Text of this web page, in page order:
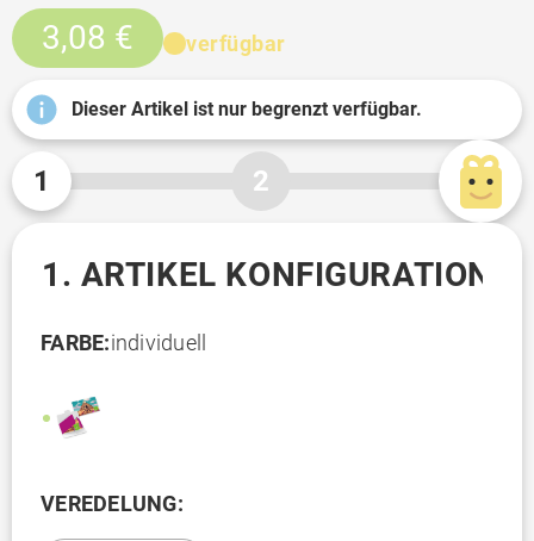
3,08 €
verfügbar
Dieser Artikel ist nur begrenzt verfügbar.
1 2
1. ARTIKEL KONFIGURATION
FARBE:individuell
VEREDELUNG: